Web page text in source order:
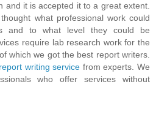
and it is accepted it to a great extent.
what professional work could
and to what level they could be
require lab research work for the
which we got the best report writers.
writing service from experts. We
who offer services without